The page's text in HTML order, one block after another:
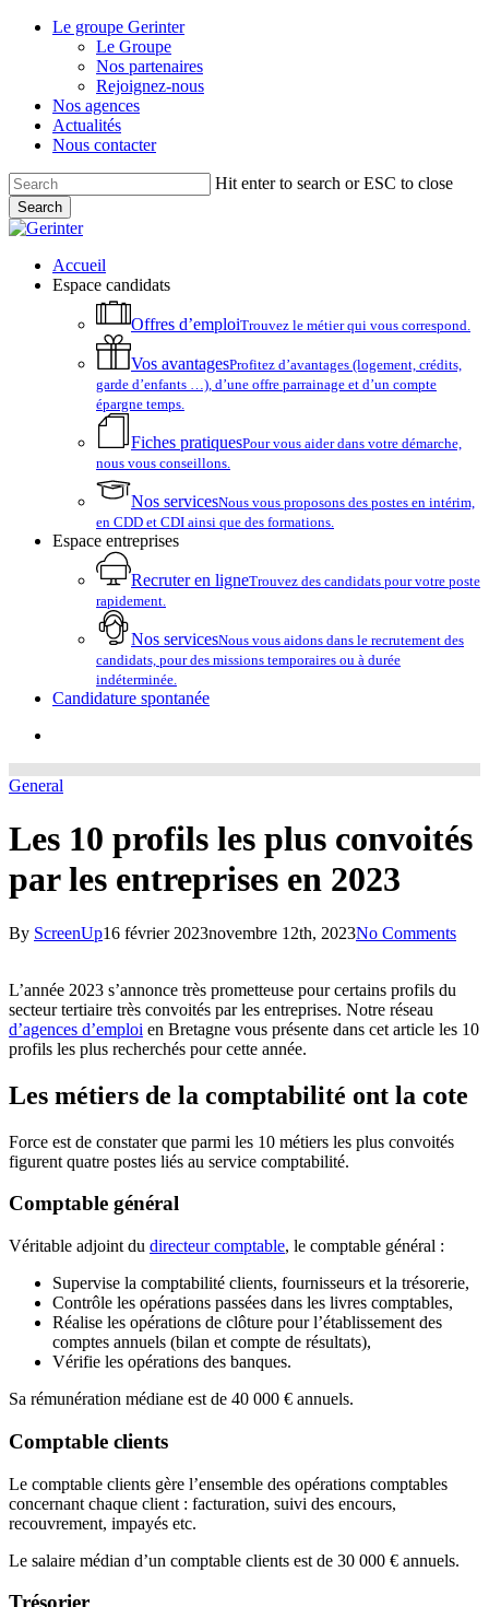
Skip
Le groupe Gerinter
Le Groupe
Nos partenaires
Rejoignez-nous
Nos agences
Actualités
Nous contacter
Hit enter to search or ESC to close
Search
Close
account
Menu
Accueil
Espace candidats
Offres d’emploiTrouvez le métier qui vous correspond.
Vos avantagesProfitez d’avantages (logement, crédits,
garde d’enfants …), d’une offre parrainage et d’un compte
épargne temps.
Fiches pratiquesPour vous aider dans votre démarche,
nous vous conseillons.
Nos servicesNous vous proposons des postes en intérim,
en CDD et CDI ainsi que des formations.
Espace entreprises
Recruter en ligneTrouvez des candidats pour votre poste
rapidement.
Nos servicesNous vous aidons dans le recrutement des
candidats, pour des missions temporaires ou à durée
indéterminée.
Candidature spontanée
General
Les 10 profils les plus convoités
par les entreprises en 2023
By ScreenUp16 février 2023novembre 12th, 2023No Comments
L’année 2023 s’annonce très prometteuse pour certains profils du
secteur tertiaire très convoités par les entreprises. Notre réseau
d’agences d’emploi en Bretagne vous présente dans cet article les 10
profils les plus recherchés pour cette année.
Les métiers de la comptabilité ont la cote
Force est de constater que parmi les 10 métiers les plus convoités
figurent quatre postes liés au service comptabilité.
Comptable général
Véritable adjoint du directeur comptable, le comptable général :
Supervise la comptabilité clients, fournisseurs et la trésorerie,
Contrôle les opérations passées dans les livres comptables,
Réalise les opérations de clôture pour l’établissement des
comptes annuels (bilan et compte de résultats),
Vérifie les opérations des banques.
Sa rémunération médiane est de 40 000 € annuels.
Comptable clients
Le comptable clients gère l’ensemble des opérations comptables
concernant chaque client : facturation, suivi des encours,
recouvrement, impayés etc.
Le salaire médian d’un comptable clients est de 30 000 € annuels.
Trésorier